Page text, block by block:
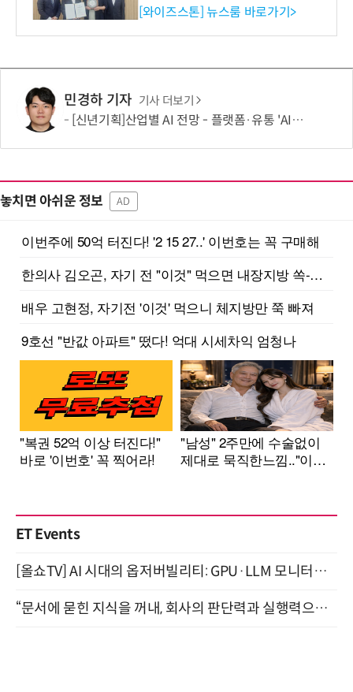
이터'에 DQ인증 최고 등급
[와이즈스톤] 뉴스룸 바로가기>
민경하 기자 기사 더보기
[신년기획]산업별 AI 전망 - 플랫폼·유통 'AI 에이전트 시대' 개막
놓치면 아쉬운 정보 AD
ET Events
[올쇼TV] AI 시대의 옵저버빌리티: GPU·LLM 모니터링부터 AI 기반 장애 대응까지 (8/11 생방송)
“문서에 묻힌 지식을 꺼내, 회사의 판단력과 실행력으로 바꾸다” (8/20)